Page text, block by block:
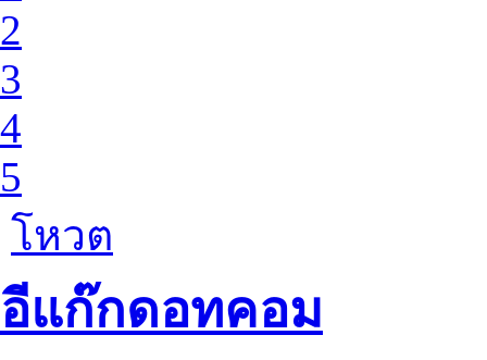
2
3
4
5
โหวต
อีแก๊กดอทคอม